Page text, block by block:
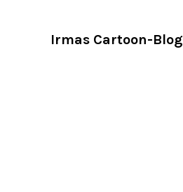
Irmas Cartoon-Blog